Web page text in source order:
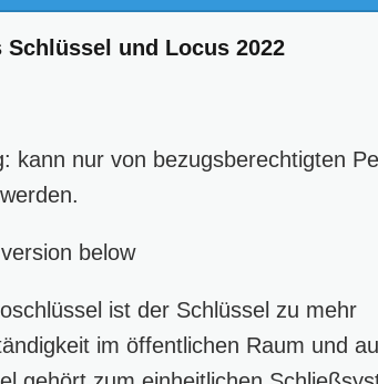
Schlüssel und Locus 2022
kann nur von bezugsberechtigten
below
ist der Schlüssel zu mehr
im öffentlichen Raum und